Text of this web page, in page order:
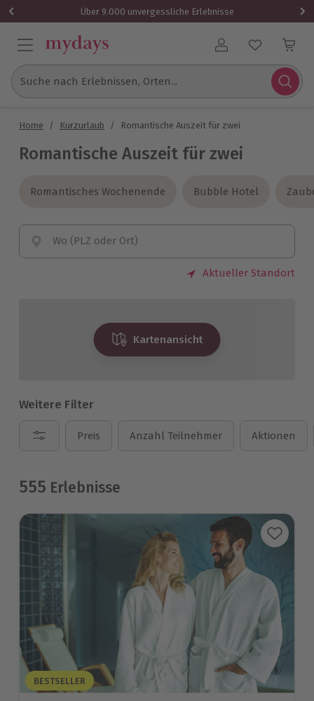
Über 9.000 unvergessliche Erlebnisse
Benutzerkonto
Suche nach Erlebnissen, Orten...
Home / Kurzurlaub / Romantische Auszeit für zwei
Romantische Auszeit für zwei
Romantisches Wochenende
Romantisches Wochenende Bubble Hotel
Bubble Hotel
Wo (PLZ oder Ort)
Aktueller Standort
Kartenansicht
Weitere Filter
Preis Anzahl Teilnehmer Aktionen
555 Erlebnisse
BESTSELLER